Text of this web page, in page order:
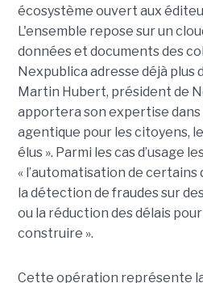
écosystème ouvert aux
L'ensemble repose sur un
données et documents des
Nexpublica adresse déjà plus
Martin Hubert, président de
apportera son expertise dans
agentique pour les citoyens,
élus ». Parmi les cas d’usage
« l’automatisation de
la détection de fraudes sur
ou la réduction des délais
construire ».
Cette opération représente